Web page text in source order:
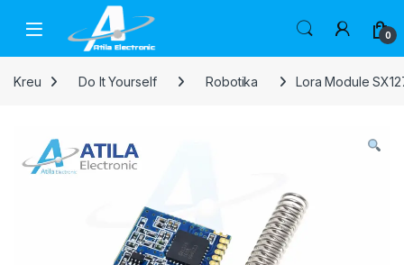
Skip to navigation
Open 0
Kreu Do It Yourself Robotika Lora Module